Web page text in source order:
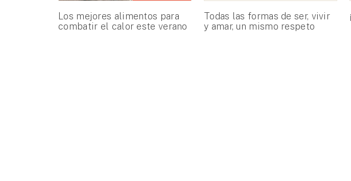
Los mejores alimentos para
combatir el calor este verano
Todas las formas de ser, vivir
y amar, un mismo respeto